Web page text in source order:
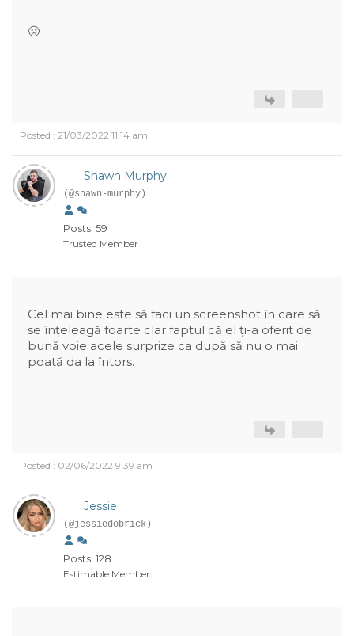
🙁
Posted : 21/03/2022 11:14 am
Shawn Murphy
(@shawn-murphy)
Posts: 59
Trusted Member
Cel mai bine este să faci un screenshot în care să
se înțeleagă foarte clar faptul că el ți-a oferit de
bună voie acele surprize ca după să nu o mai
poată da la întors.
Posted : 02/06/2022 9:39 am
Jessie
(@jessiedobrick)
Posts: 128
Estimable Member